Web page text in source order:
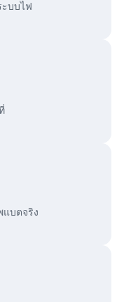
ะบบไฟ
แบตจริง